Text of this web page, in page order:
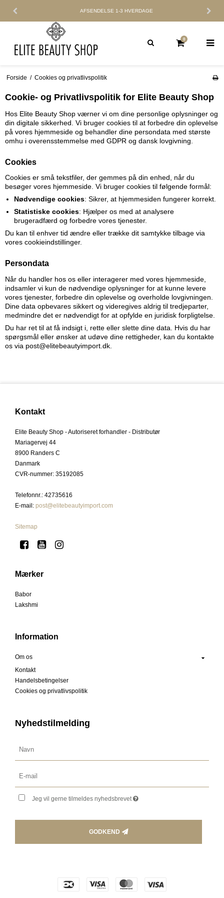
AFSENDELSE 1-3 HVERDAGE
0
Forside / Cookies og privatlivspolitik
Cookie- og Privatlivspolitik for Elite Beauty Shop
Hos Elite Beauty Shop værner vi om dine personlige oplysninger og
din digitale sikkerhed. Vi bruger cookies til at forbedre din oplevelse
på vores hjemmeside og behandler dine persondata med største
omhu i overensstemmelse med GDPR og dansk lovgivning.
Cookies
Cookies er små tekstfiler, der gemmes på din enhed, når du
besøger vores hjemmeside. Vi bruger cookies til følgende formål:
Nødvendige cookies: Sikrer, at hjemmesiden fungerer korrekt.
Statistiske cookies: Hjælper os med at analysere
brugeradfærd og forbedre vores tjenester.
Du kan til enhver tid ændre eller trække dit samtykke tilbage via
vores cookieindstillinger.
Persondata
Når du handler hos os eller interagerer med vores hjemmeside,
indsamler vi kun de nødvendige oplysninger for at kunne levere
vores tjenester, forbedre din oplevelse og overholde lovgivningen.
Dine data opbevares sikkert og videregives aldrig til tredjeparter,
medmindre det er nødvendigt for at opfylde en juridisk forpligtelse.
Du har ret til at få indsigt i, rette eller slette dine data. Hvis du har
spørgsmål eller ønsker at udøve dine rettigheder, kan du kontakte
os via post@elitebeautyimport.dk.
Kontakt
Elite Beauty Shop - Autoriseret forhandler - Distributør
Mariagervej 44
8900 Randers C
Danmark
CVR-nummer: 35192085
Telefonnr. : 42735616
E-mail: post@elitebeautyimport.com
Sitemap
Mærker
Babor
Lakshmi
Information
Om os
Kontakt
Handelsbetingelser
Cookies og privatlivspolitik
Nyhedstilmelding
Jeg vil gerne tilmeldes nyhedsbrevet
GODKEND